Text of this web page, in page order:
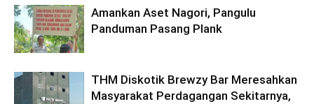
Amankan Aset Nagori, Pangulu
Panduman Pasang Plank
THM Diskotik Brewzy Bar Meresahkan
Masyarakat Perdagangan Sekitarnya,